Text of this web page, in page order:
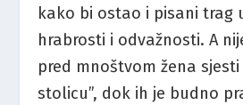
kako bi ostao i pisani trag
hrabrosti i odvažnosti. A
pred mnoštvom žena sjesti
stolicu”, dok ih je budno